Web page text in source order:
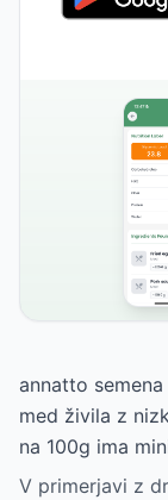
annatto
med živila z
na 100g ima
V primerjavi z